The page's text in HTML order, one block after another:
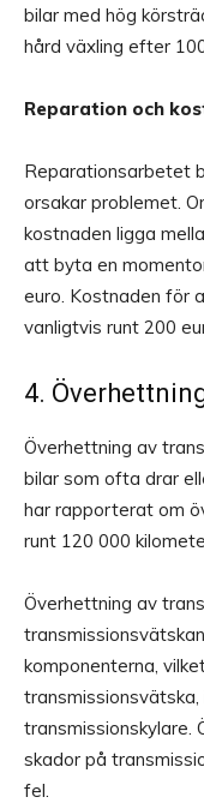
bilar med hög
hård växling efter
Reparation och
Reparationsarbetet
orsakar problemet.
kostnaden ligga
att byta en
euro. Kostnaden för
vanligtvis runt 200
4.
Överhettning av
bilar som ofta drar
har rapporterat om
runt 120 000
Överhettning av
komponenterna,
transmissionskylare.
skador på
fel.